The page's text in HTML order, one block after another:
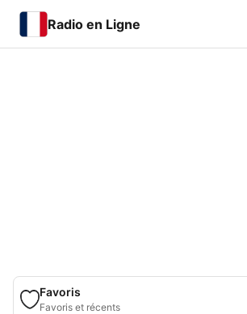
Radio en Ligne
Favoris
Favoris et récents